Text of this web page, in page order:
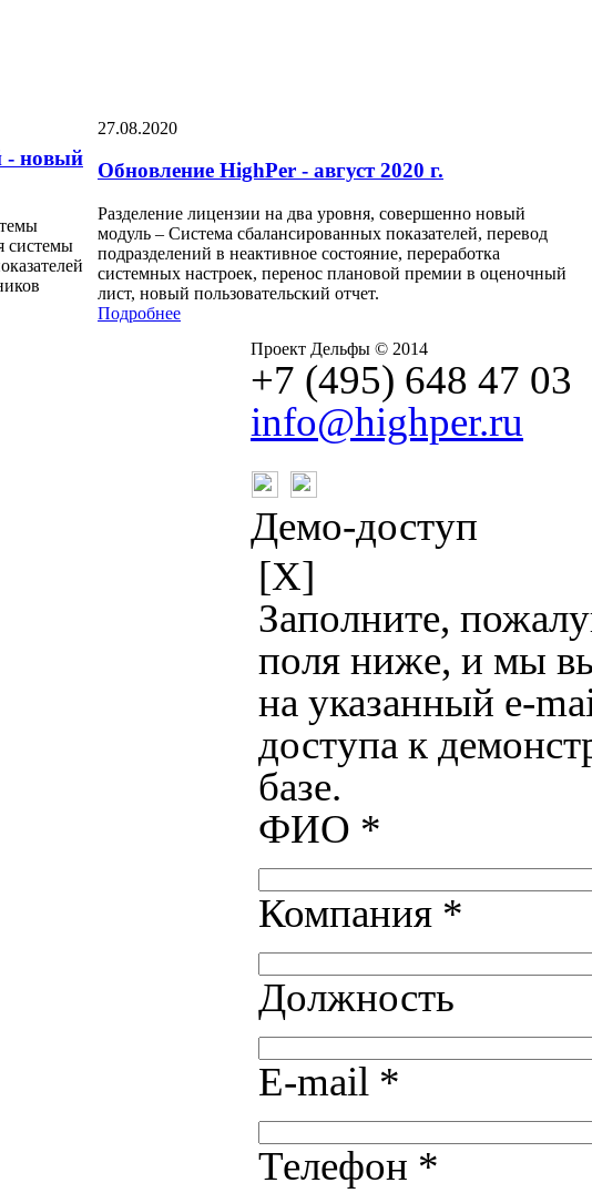
- новый
системы
27.08.2020
Обновление HighPer - август 2020 г.
Разделение лицензии на два уровня, совершенно новый
модуль – Система сбалансированных показателей, перевод
подразделений в неактивное состояние, переработка
системных настроек, перенос плановой премии в оценочный
лист, новый пользовательский отчет.
Подробнее
Проект Дельфы © 2014
+7 (495) 648 47 03
info@highper.ru
Демо-доступ
[X]
Заполните,
поля ниже, и мы
на указанный e-
доступа к
базе.
ФИО *
Компания *
Должность
E-mail *
Телефон *